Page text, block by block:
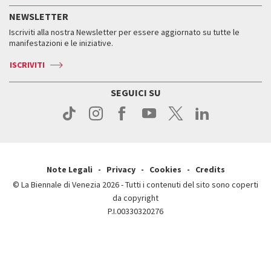
Come raggiungerci
Come raggiungerci
Contatti
Press
Orari e sedi
Biglietti
Servizi al pubblico
Come raggiungerci
Contatti
Storia
Orari e sedi
NEWSLETTER
Iscriviti alla nostra Newsletter per essere aggiornato su tutte le
manifestazioni e le iniziative.
ISCRIVITI
SEGUICI SU
Note Legali Privacy Cookies
Credits
© La Biennale di Venezia 2026 - Tutti i contenuti del sito sono coperti
da copyright
P.I.00330320276